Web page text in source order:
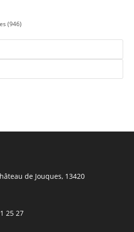
(946)
de Jouques, 13420
25 27